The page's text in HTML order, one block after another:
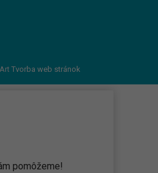
Tvorba web stránok
pomôžeme!